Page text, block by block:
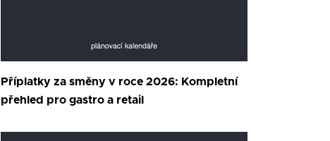
Příplatky za směny v roce 2026: Kompletní
přehled pro gastro a retail